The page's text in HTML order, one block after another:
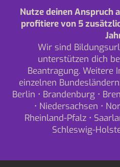
Nutze deinen Anspruch
profitiere von 5
Wir sind
unterstützen dich
Beantragung. Weitere
einzelnen
Berlin • Brandenburg •
• Niedersachsen •
Rheinland-Pfalz •
Schleswig-